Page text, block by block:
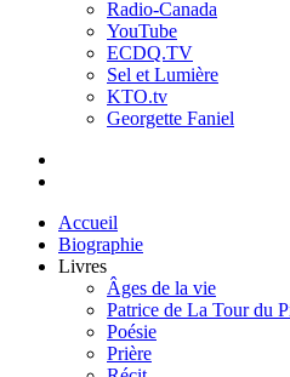
Radio-Canada
YouTube
ECDQ.TV
Sel et Lumière
KTO.tv
Georgette Faniel
Accueil
Biographie
Livres
Âges de la vie
Patrice de La Tour du
Poésie
Prière